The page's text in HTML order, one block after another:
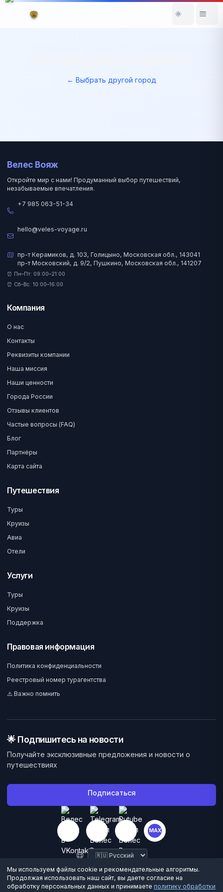
← Выбрать другой город
Велес Вояж
Откройте мир с нами! Продуманный выбор путешествий,
незабываемые впечатления.
+7 985 063-51-34
hello@veles-voyage.ru
пр-т Керамиков, д. 103, Голицыно, Московская обл., 143041
пр-т Московский, д. 9/2, Пушкино, Московская обл., 141207
⏰ Пн–Пт: 09:00–21:00
⏰ Сб–Вс: 10:00–16:00
Компания
О нас
Контакты
Реквизиты компании
Наша миссия
Наши ценности
Города России
Отзывы клиентов
Частые вопросы (FAQ)
Блог
Партнёры
Карта сайта
Путешествия
Туры
Круизы
Авиа
Отели
Услуги
Туры
Круизы
Поддержка
Правовая информация
Политика конфиденциальности
Реестровый номер турагентства
⚠️ Важно помнить
🌟 Подпишитесь на новости
Получайте эксклюзивные предложения и новости о
путешествиях
Подписаться
MAX
©2026Велес Вояж. Все права защищены.
Мы используем файлы cookie и рекомендательные алгоритмы.
Продолжая использовать наш сайт, вы даете согласие на
обработку персональных данных и принимаете политику обработки